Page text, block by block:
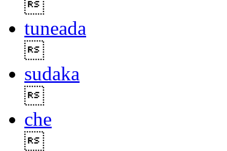
tuneada
sudaka
che